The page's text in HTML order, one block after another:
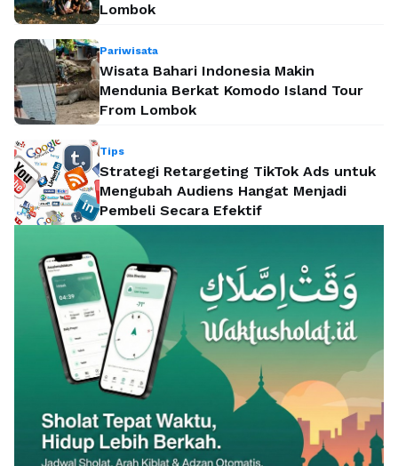
Lombok
Pariwisata
Wisata Bahari Indonesia Makin
Mendunia Berkat Komodo Island Tour
From Lombok
Tips
Strategi Retargeting TikTok Ads untuk
Mengubah Audiens Hangat Menjadi
Pembeli Secara Efektif